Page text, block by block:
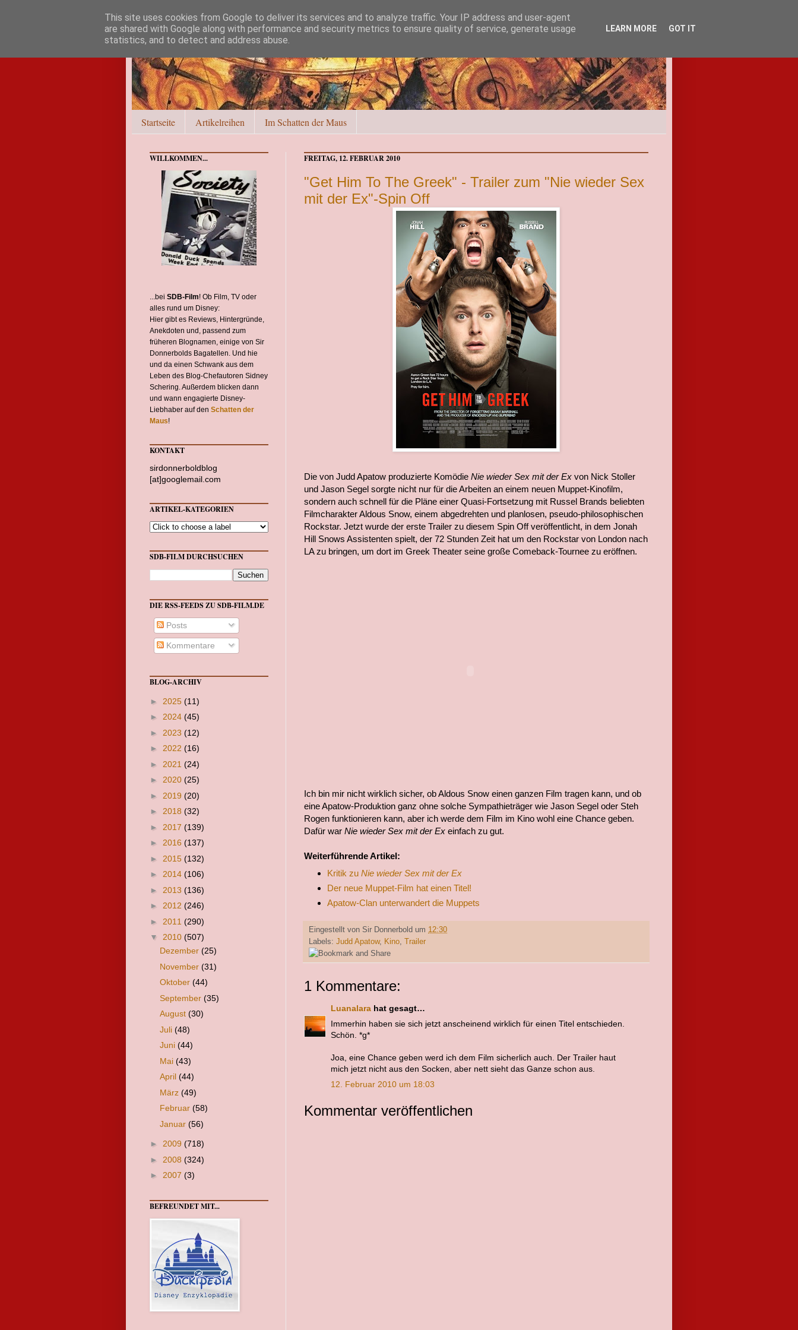
Startseite Artikelreihen Im Schatten der Maus
FREITAG, 12. FEBRUAR 2010
"Get Him To The Greek" - Trailer zum "Nie wieder Sex
mit der Ex"-Spin Off
Die von Judd Apatow produzierte Komödie Nie wieder Sex mit der Ex von Nick Stoller
und Jason Segel sorgte nicht nur für die Arbeiten an einem neuen Muppet-Kinofilm,
sondern auch schnell für die Pläne einer Quasi-Fortsetzung mit Russel Brands beliebten
Filmcharakter Aldous Snow, einem abgedrehten und planlosen, pseudo-philosophischen
Rockstar. Jetzt wurde der erste Trailer zu diesem Spin Off veröffentlicht, in dem Jonah
Hill Snows Assistenten spielt, der 72 Stunden Zeit hat um den Rockstar von London nach
LA zu bringen, um dort im Greek Theater seine große Comeback-Tournee zu eröffnen.
Ich bin mir nicht wirklich sicher, ob Aldous Snow einen ganzen Film tragen kann, und ob
eine Apatow-Produktion ganz ohne solche Sympathieträger wie Jason Segel oder Steh
Rogen funktionieren kann, aber ich werde dem Film im Kino wohl eine Chance geben.
Dafür war Nie wieder Sex mit der Ex einfach zu gut.
Weiterführende Artikel:
Kritik zu Nie wieder Sex mit der Ex
Der neue Muppet-Film hat einen Titel!
Apatow-Clan unterwandert die Muppets
Eingestellt von Sir Donnerbold um 12:30
Labels: Judd Apatow, Kino Trailer
1 Kommentare:
Luanalara hat gesagt…
Immerhin haben sie sich jetzt anscheinend wirklich für einen Titel entschieden.
Schön. *g*
Joa, eine Chance geben werd ich dem Film sicherlich auch. Der Trailer haut
mich jetzt nicht aus den Socken, aber nett sieht das Ganze schon aus.
12. Februar 2010 um 18:03
Kommentar veröffentlichen
WILLKOMMEN...
...bei SDB-Film! Ob Film, TV oder
alles rund um Disney:
Hier gibt es Reviews, Hintergründe,
Anekdoten und, passend zum
früheren Blognamen, einige von Sir
Donnerbolds Bagatellen. Und hie
und da einen Schwank aus dem
Leben des Blog-Chefautoren Sidney
Schering. Außerdem blicken dann
und wann engagierte Disney-
Liebhaber auf den Schatten der
Maus!
KONTAKT
sirdonnerboldblog
[at]googlemail.com
ARTIKEL-KATEGORIEN
SDB-FILM DURCHSUCHEN
DIE RSS-FEEDS ZU SDB-FILM.DE
Posts
Kommentare
BLOG-ARCHIV
► 2025 (11)
► 2024 (45)
► 2023 (12)
► 2022 (16)
► 2021 (24)
► 2020 (25)
► 2019 (20)
► 2018 (32)
► 2017 (139)
► 2016 (137)
► 2015 (132)
► 2014 (106)
► 2013 (136)
► 2012 (246)
► 2011 (290)
▼ 2010 (507)
Dezember (25)
November (31)
Oktober (44)
September (35)
August (30)
Juli (48)
Juni (44)
Mai (43)
April (44)
März (49)
Februar (58)
Januar (56)
► 2009 (718)
► 2008 (324)
► 2007 (3)
BEFREUNDET MIT...
This site uses cookies from Google to deliver its services and to analyze traffic. Your IP address and user-agent
are shared with Google along with performance and security metrics to ensure quality of service, generate usage
statistics, and to detect and address abuse.
LEARN MORE GOT IT